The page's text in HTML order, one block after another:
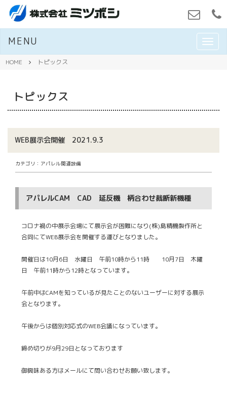
M
E
MENU
HOME トピックス
トピックス
WEB展示会開催 2021.9.3
カテゴリ：アパレル関連設備
アパレルCAM CAD 延反機 柄合わせ裁断新機種
コロナ禍の中展示会場にて展示会が困難になり(株)島精機製作所と
合同にてWEB展示会を開催する運びとなりました。
開催日は10月6日 水曜日 午前10時から11時 10月7日 木曜
日 午前11時から12時となっています。
午前中はCAMを知っているが見たことのないユーザーに対する展示
会となります。
午後からは個別対応式のWEB会議になっています。
締め切りが9月29日となっております
御興味ある方はメールにて問い合わせお願い致します。